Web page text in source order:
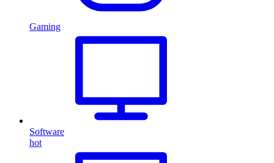
Gaming
Software
hot